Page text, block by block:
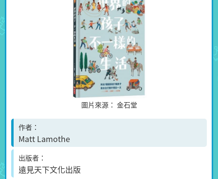
圖片來源： 金石堂
作者
Matt Lamothe
出版者
遠見天下文化出版